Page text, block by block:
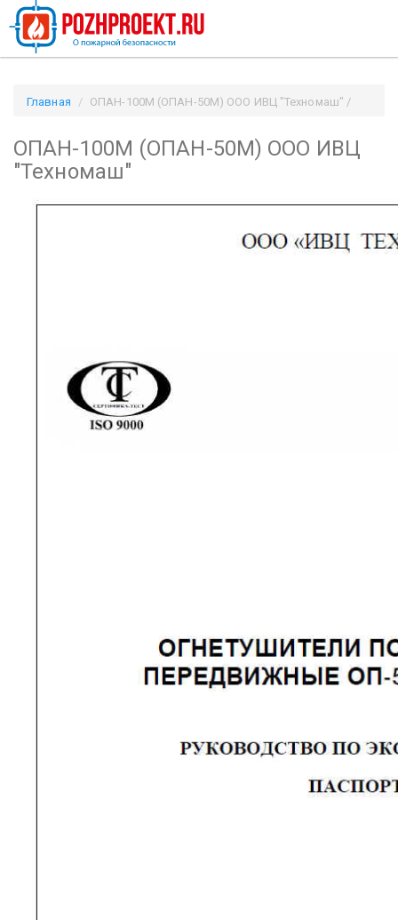
Главная
ОПАН-100М (ОПАН-50М) ООО ИВЦ "Техномаш" /
ОПАН-100М (ОПАН-50М) ООО ИВЦ
"Техномаш"